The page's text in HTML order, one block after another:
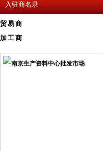
入驻商名录
贸易商
加工商